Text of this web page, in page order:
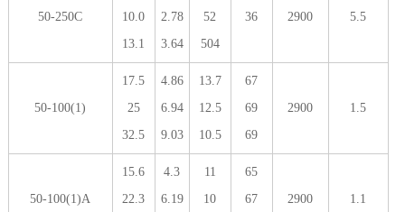
50-250C
10.0
13.1
2.78
3.64
52
504
36 2900 5.5
50-100(1)
17.5
25
32.5
4.86
6.94
9.03
13.7
12.5
10.5
67
69
69
2900 1.5
50-100(1)A
15.6
22.3
4.3
6.19
11
10
65
67
2900 1.1